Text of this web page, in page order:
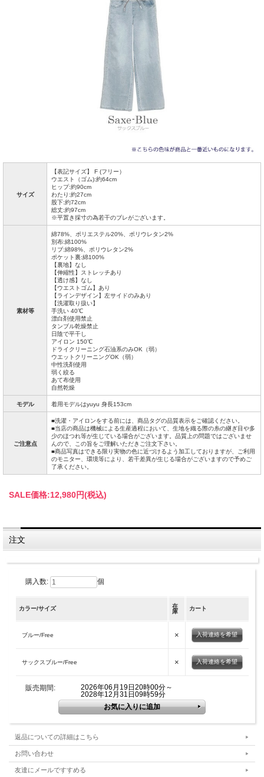
サイズ
【表記サイズ】 F (フリー）
ウエスト（ゴム):約64cm
ヒップ:約90cm
わたり:約27cm
股下:約72cm
総丈:約97cm
※平置き採寸の為若干のブレがございます。
素材等
綿78%、ポリエステル20%、ポリウレタン2%
別布:綿100%
リブ:綿98%、ポリウレタン2%
ポケット裏:綿100%
【裏地】なし
【伸縮性】ストレッチあり
【透け感】なし
【ウエストゴム】あり
【ラインデザイン】左サイドのみあり
【洗濯取り扱い】
手洗い 40℃
漂白剤使用禁止
タンブル乾燥禁止
日陰で平干し
アイロン 150℃
ドライクリーニング石油系のみOK（弱）
ウエットクリーニングOK（弱）
中性洗剤使用
弱く絞る
あて布使用
自然乾燥
モデル 着用モデルはyuyu 身長153cm
ご注意点
■洗濯・アイロンをする前には、商品タグの品質表示をご確認ください。
■当店の商品は機械による生産過程において、生地を織る際の糸の継ぎ目や多
少のほつれ等が生じている場合がございます。品質上の問題ではございませ
んので、この旨をご理解いただきご注文下さい。
■商品写真はできる限り実物の色に近づけるよう加工しておりますが、ご利用
のモニター、環境等により、若干差異が生じる場合がございますので予めご
了承ください。
SALE価格:12,980円(税込)
注文
購入数: 個
カラー/サイズ
在
庫
カート
ブルー/Free × 入荷連絡を希望
サックスブルー/Free × 入荷連絡を希望
販売期間:
2026年06月19日20時00分～
2028年12月31日09時59分
返品についての詳細はこちら
お問い合わせ
友達にメールですすめる